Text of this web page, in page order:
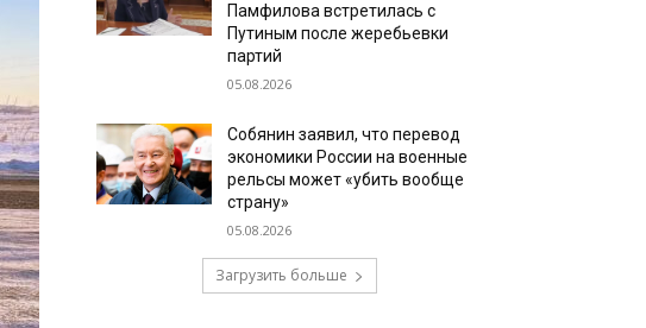
Памфилова встретилась с
Путиным после жеребьевки
партий
05.08.2026
Собянин заявил, что перевод
экономики России на военные
рельсы может «убить вообще
страну»
05.08.2026
Загрузить больше